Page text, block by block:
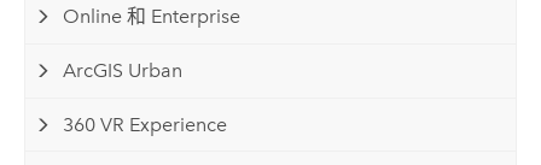
Online 和 Enterprise
ArcGIS Urban
360 VR Experience